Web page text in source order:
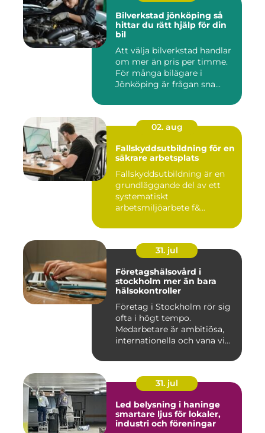
Bilverkstad jönköping så
hittar du rätt hjälp för din
bil
Att välja bilverkstad handlar
om mer än pris per timme.
För många bilägare i
Jönköping är frågan sna...
02. aug
Fallskyddsutbildning för en
säkrare arbetsplats
Fallskyddsutbildning är en
grundläggande del av ett
systematiskt
arbetsmiljöarbete f&...
31. jul
Företagshälsovård i
stockholm mer än bara
hälsokontroller
Företag i Stockholm rör sig
ofta i högt tempo.
Medarbetare är ambitiösa,
internationella och vana vi...
31. jul
Led belysning i haninge
smartare ljus för lokaler,
industri och föreningar